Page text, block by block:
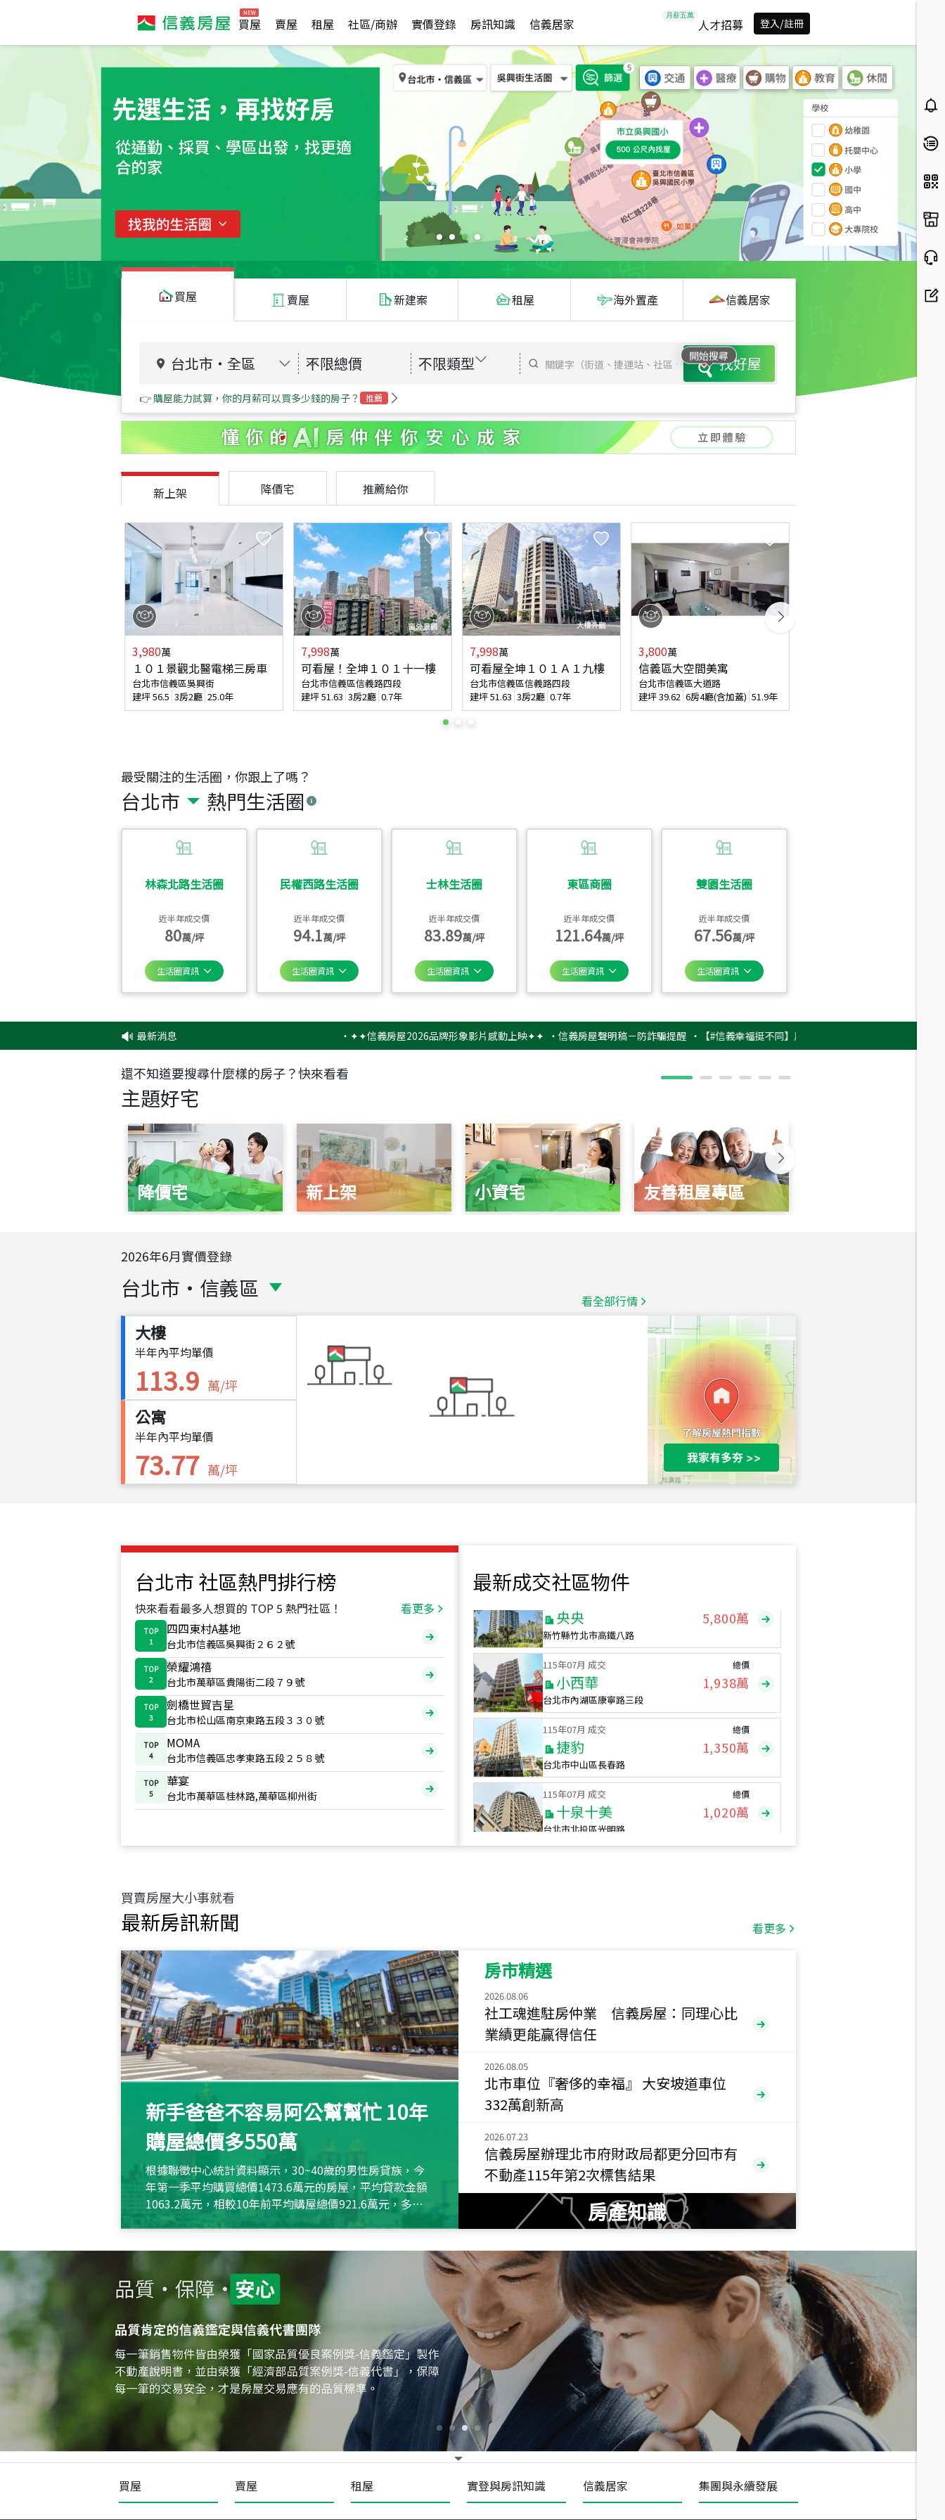
買屋 賣屋 租屋 社區/商辦 實價登錄 房訊知識 信義居家 人才招募 登入/註冊
買屋 賣屋 新建案 租屋 海外置產 信義居家
台北市 ・ 全區 不限總價 不限類型
開始搜尋
找好屋
👉 購屋能力試算，你的月薪可以買多少錢的房子？ 推薦
最受關注的生活圈，你跟上了嗎？
台北市 熱門生活圈
林森北路生活圈
近半年成交價
80萬/坪
生活圈資訊
民權西路生活圈
近半年成交價
94.1萬/坪
生活圈資訊
士林生活圈
近半年成交價
83.89萬/坪
生活圈資訊
東區商圈
近半年成交價
121.64萬/坪
生活圈資訊
雙園生活圈
近半年成交價
67.56萬/坪
生活圈資訊
新上架 降價宅 推薦給你
3,980萬
１０１景觀北醫電梯三房車
台北市信義區吳興街
建坪56.5 3房2廳 25.0年
7,998萬
可看屋！全坤１０１十一樓
台北市信義區信義路四段
建坪51.63 3房2廳 0.7年
7,998萬
可看屋全坤１０１Ａ１九樓
台北市信義區信義路四段
建坪51.63 3房2廳 0.7年
3,800萬
信義區大空間美寓
台北市信義區大道路
建坪39.62 6房4廳(含加蓋) 51.9年
最新消息 ✦✦信義房屋2026品牌形象影片感動上映✦✦ ‧信義房屋聲明稿－防詐騙提醒 ‧【#信義幸福挺不同】用實力，讓升職免抽號碼牌！最新雇主品
還不知道要搜尋什麼樣的房子？快來看看
主題好宅
降價宅 新上架 小資宅 友善租屋專區
2026年6月實價登錄
台北市 ・ 信義區 看全部行情
大樓
半年內平均單價
113.9 萬/坪
公寓
半年內平均單價
73.77 萬/坪
台北市 社區熱門排行榜
快來看看最多人想買的 TOP 5 熱門社區！ 看更多
TOP
1
四四東村A基地
台北市信義區吳興街２６２號
TOP
2
榮耀鴻禧
台北市萬華區貴陽街二段７９號
TOP
3
劍橋世貿吉星
台北市松山區南京東路五段３３０號
TOP
4
MOMA
台北市信義區忠孝東路五段２５８號
TOP
5
華宴
台北市萬華區桂林路,萬華區柳州街
最新成交社區物件
台北市中山區長春路
1,020萬
總價
490萬
新竹市新竹市慈祥路
總價
1,808萬
115年07月 成交
新竹縣竹北市高鐵八路
115年07月 成交
小西華
台北市內湖區康寧路三段
總價
1,938萬
115年07月 成交
捷豹
台北市中山區長春路
總價
1,350萬
115年07月 成交
十泉十美
台北市北投區光明路
總價
1,020萬
115
新北市永和區環河西路二段
115年07月 成交
央央 5,800萬
115年
小西華 1,938萬
115 07 月 成交
捷豹
台北市中山區長春路
115年07月 成交
十泉十美
台北市北投區光明路
總價
1,020萬
年 07 月 成交
四維天廈
新竹市新竹市四維路
總價
490萬
115 月 成交
菁英典藏
新竹市新竹市慈祥路
1,808
買賣房屋大小事就看
最新房訊新聞 看更多
新手爸爸不容易阿公幫幫忙 10年
購屋總價多550萬
根據聯徵中心統計資料顯示，30~40歲的男性房貸族，今
年第一季平均購買總價1473.6萬元的房屋，平均貸款金額
1063.2萬元，相較10年前平均購屋總價921.6萬元，多出
約550萬元，且貸款金額也多
房市精選
2026.08.06
社工魂進駐房仲業 信義房屋：同理心比
業績更能贏得信任
2026.08.05
北市車位『奢侈的幸福』 大安坡道車位
332萬創新高
2026.07.23
信義房屋辦理北市府財政局都更分回市有
不動產115年第2次標售結果
房產知識
買屋 賣屋 租屋 實登與房訊知識 信義居家 集團與永續發展